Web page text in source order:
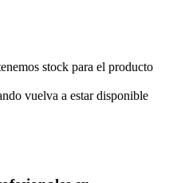
stock para el producto
vuelva a estar disponible